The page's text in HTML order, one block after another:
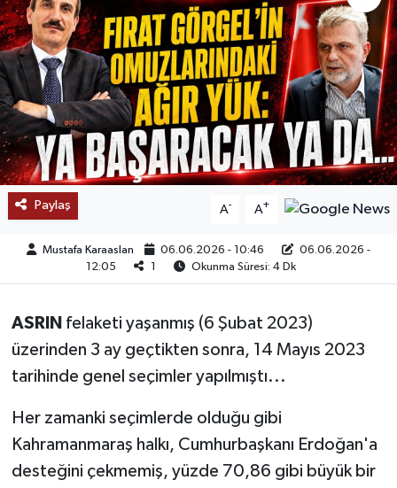
Paylaş A- A+
Mustafa Karaaslan 06.06.2026 - 10:46
06.06.2026 -
12:05
1 Okunma Süresi: 4 Dk
ASRIN felaketi yaşanmış (6 Şubat 2023)
üzerinden 3 ay geçtikten sonra, 14 Mayıs 2023
tarihinde genel seçimler yapılmıştı...
Her zamanki seçimlerde olduğu gibi
Kahramanmaraş halkı, Cumhurbaşkanı Erdoğan'a
desteğini çekmemiş, yüzde 70,86 gibi büyük bir
SAĞLIK
EĞİTİM
BÖLGE
KEŞFET
POPÜLER
DÜNYA
TREND
MEDYA
OTOMOTİV
TEKNOLOJİ
YAŞAM